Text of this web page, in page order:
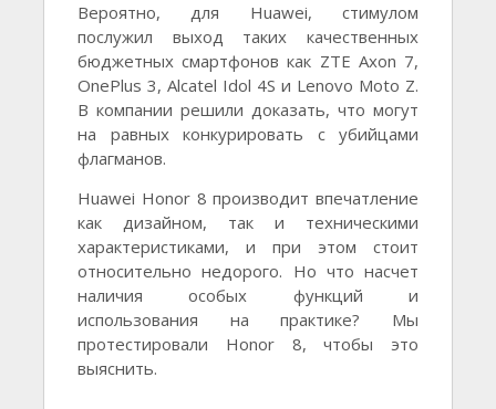
Вероятно, для Huawei, стимулом
послужил выход таких качественных
бюджетных смартфонов как ZTE Axon 7,
OnePlus 3, Alcatel Idol 4S и Lenovo Moto Z.
В компании решили доказать, что могут
на равных конкурировать с убийцами
флагманов.
Huawei Honor 8 производит впечатление
как дизайном, так и техническими
характеристиками, и при этом стоит
относительно недорого. Но что насчет
наличия особых функций и
использования на практике? Мы
протестировали Honor 8, чтобы это
выяснить.